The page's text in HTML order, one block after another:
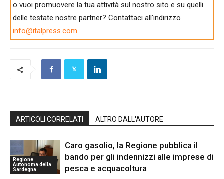
o vuoi promuovere la tua attività sul nostro sito e su quelli
delle testate nostre partner? Contattaci all'indirizzo
info@italpress.com
ARTICOLI CORRELATI ALTRO DALL'AUTORE
Regione
Autonoma della
Sardegna
Caro gasolio, la Regione pubblica il
bando per gli indennizzi alle imprese di
pesca e acquacoltura